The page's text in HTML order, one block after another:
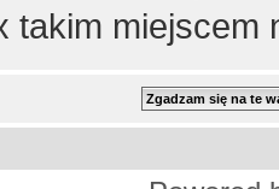
takim miejscem